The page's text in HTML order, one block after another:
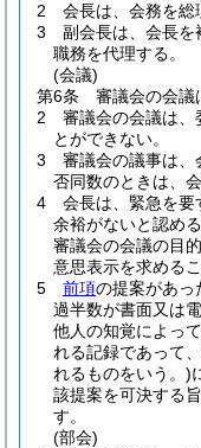
2
会長は、会務を総
3
副会長は、会長を
職務を代理する。
(会議)
第6条
審議会の会議
2
審議会の会議は、
とができない。
3
審議会の議事は、
否同数のときは、
4
会長は、緊急を要
余裕がないと認め
審議会の会議の目
意思表示を求める
5
前項の提案があっ
過半数が書面又は
他人の知覚によっ
れる記録であって
れるものをいう。)
該提案を可決する
す。
(部会)